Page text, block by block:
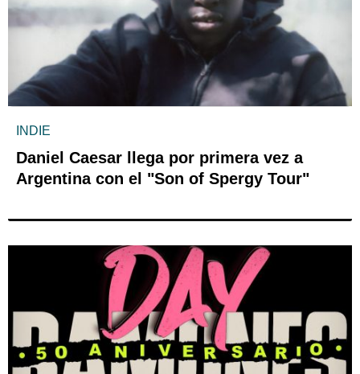
INDIE
Daniel Caesar llega por primera vez a
Argentina con el "Son of Spergy Tour"